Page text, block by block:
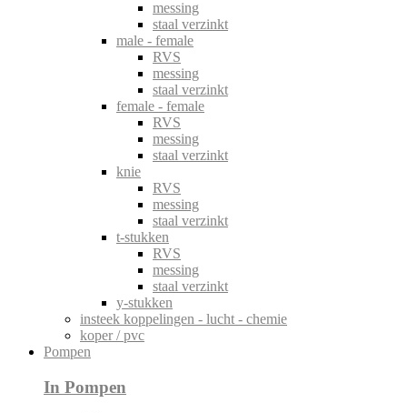
messing
staal verzinkt
male - female
RVS
messing
staal verzinkt
female - female
RVS
messing
staal verzinkt
knie
RVS
messing
staal verzinkt
t-stukken
RVS
messing
staal verzinkt
y-stukken
insteek koppelingen - lucht - chemie
koper / pvc
Pompen
In Pompen